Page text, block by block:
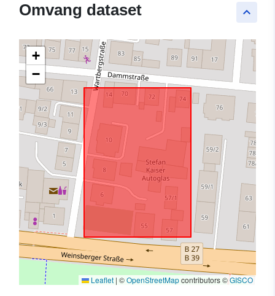
keyboard_arrow_up
Omvang dataset
+
−
Leaflet | ©OpenStreetMapcontributors ©GISCO